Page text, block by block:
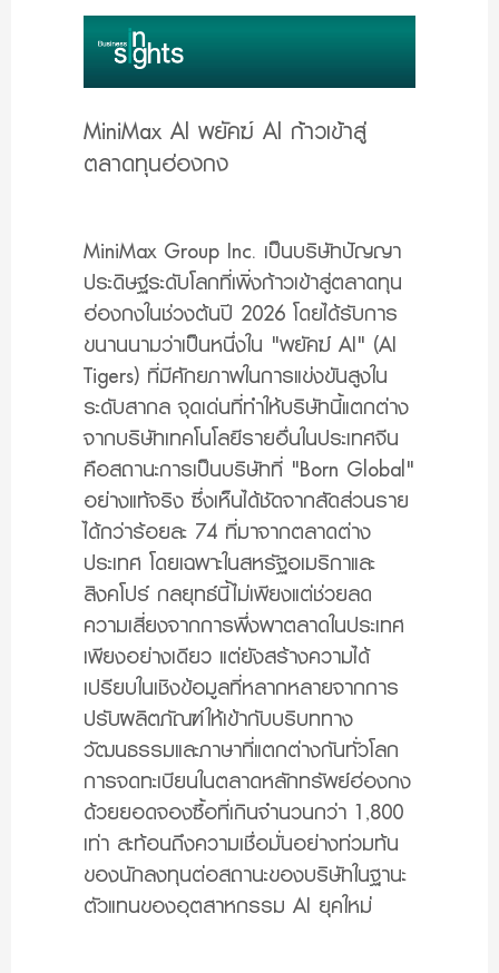
MiniMax AI พยัคฆ์ AI ก้าวเข้าสู่
ตลาดทุนฮ่องกง
MiniMax Group Inc. เป็นบริษัทปัญญา
ประดิษฐ์ระดับโลกที่เพิ่งก้าวเข้าสู่ตลาดทุน
ฮ่องกงในช่วงต้นปี 2026 โดยได้รับการ
ขนานนามว่าเป็นหนึ่งใน "พยัคฆ์ AI" (AI
Tigers) ที่มีศักยภาพในการแข่งขันสูงใน
ระดับสากล จุดเด่นที่ทำให้บริษัทนี้แตกต่าง
จากบริษัทเทคโนโลยีรายอื่นในประเทศจีน
คือสถานะการเป็นบริษัทที่ "Born Global"
อย่างแท้จริง ซึ่งเห็นได้ชัดจากสัดส่วนราย
ได้กว่าร้อยละ 74 ที่มาจากตลาดต่าง
ประเทศ โดยเฉพาะในสหรัฐอเมริกาและ
สิงคโปร์ กลยุทธ์นี้ไม่เพียงแต่ช่วยลด
ความเสี่ยงจากการพึ่งพาตลาดในประเทศ
เพียงอย่างเดียว แต่ยังสร้างความได้
เปรียบในเชิงข้อมูลที่หลากหลายจากการ
ปรับผลิตภัณฑ์ให้เข้ากับบริบททาง
วัฒนธรรมและภาษาที่แตกต่างกันทั่วโลก
การจดทะเบียนในตลาดหลักทรัพย์ฮ่องกง
ด้วยยอดจองซื้อที่เกินจำนวนกว่า 1,800
เท่า สะท้อนถึงความเชื่อมั่นอย่างท่วมท้น
ของนักลงทุนต่อสถานะของบริษัทในฐานะ
ตัวแทนของอุตสาหกรรม AI ยุคใหม่